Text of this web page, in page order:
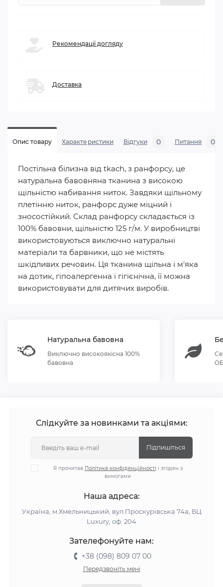
Рекомендації догляду
Доставка
Опис товару Характеристики Відгуки 0 Питання 0
Постільна білизна від tkach, з ранфорсу, це
натуральна бавовняна тканина з високою
щільністю набивання ниток. Завдяки щільному
плетінню ниток, ранфорс дуже міцний і
зносостійкий. Склад ранфорсу складається із
100% бавовни, щільністю 125 г/м. У виробництві
використовуються виключно натуральні
матеріали та барвники, що не містять
шкідливих речовин. Ця тканина щільна і м'яка
на дотик, гіпоалергенна і гігієнічна, її можна
використовувати для дитячих виробів.
Натуральна бавовна
Виключно високоякісна 100%
бавовна
Слідкуйте за новинками та акціями:
Підпишіться
Я прочитав Політика конфіденційності і згоден з
вимогами
Наша адреса:
Україна, м.Хмельницький, вул.Проскурівська 74а, БЦ
Luxury, оф. 204
Зателефонуйте нам:
+38 (098) 809 07 00
Передзвоніть мені